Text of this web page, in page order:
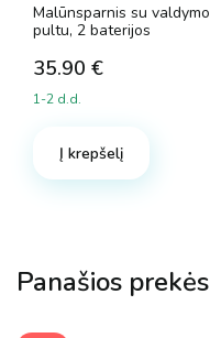
Malūnsparnis su valdymo
pultu, 2 baterijos
35.90 €
1-2 d.d.
Į krepšelį
Panašios prekės